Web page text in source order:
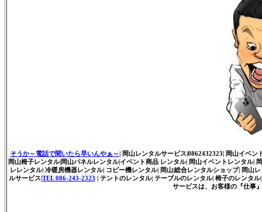
そうか～電話で聞いたら早いんやぁ～| 岡山レンタルサービス|0862432323| 岡山イベン
岡山椅子レンタル|岡山パネルレンタル|イベント商品 レンタル| 岡山イベントレンタル
レレンタル| 冷暖房機器レンタル| コピー機レンタル| 岡山|総合レンタルショップ| 岡
ルサービス|TEL 086-243-2323 | テントのレンタル| テーブルのレンタル| 椅子のレンタ
サービスは、お客様の『仕事